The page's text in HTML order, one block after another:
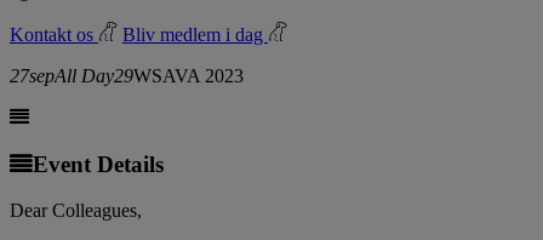
Kontakt os
Bliv medlem i dag
27sepAll Day29WSAVA 2023
Event Details
Dear Colleagues,